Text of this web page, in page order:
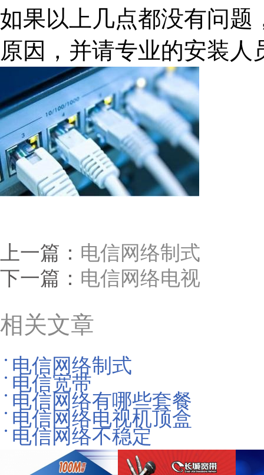
如果以上几点都没有问题
原因，并请专业的安装
上一篇： 电信网络制式
下一篇： 电信网络电视
相关文章
电信网络制式
电信宽带
电信网络有哪些套餐
电信网络电视机顶盒
电信网络不稳定